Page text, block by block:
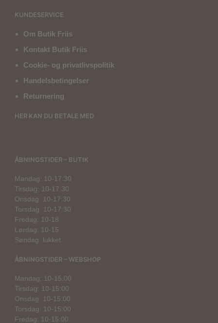
KUNDESERVICE
Om Butik Friis
Kontakt Butik Friis
Cookie- og privatlivspolitik
Handelsbetingelser
Returnering
HER KAN DU BETALE MED
ÅBNINGSTIDER – BUTIK
Mandag: 10-17:30
Tirsdag: 10-17:30
Onsdag: 10-17:30
Torsdag: 10-17:30
Fredag: 10-18
Lørdag: 10-15
Søndag: lukket
ÅBNINGSTIDER – WEBSHOP
Mandag: 10-15:00
Tirsdag: 10-15:00
Onsdag: 10-15:00
Torsdag: 10-15:00
Fredag: 10-15:00